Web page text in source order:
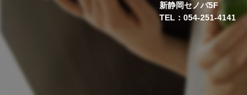
新静岡セノバ5F
TEL：054-251-4141